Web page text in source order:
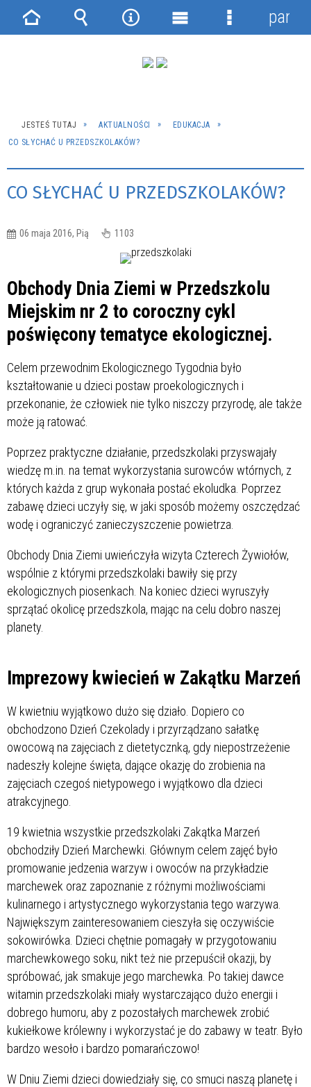
JESTEŚ TUTAJ AKTUALNOŚCI
EDUKACJA
CO SŁYCHAĆ U PRZEDSZKOLAKÓW?
CO SŁYCHAĆ U PRZEDSZKOLAKÓW?
06 maja 2016, Pią 1103
Obchody Dnia Ziemi w Przedszkolu
Miejskim nr 2 to coroczny cykl
poświęcony tematyce ekologicznej.
Celem przewodnim Ekologicznego Tygodnia było
kształtowanie u dzieci postaw proekologicznych i
przekonanie, że człowiek nie tylko niszczy przyrodę, ale także
może ją ratować.
Poprzez praktyczne działanie, przedszkolaki przyswajały
wiedzę m.in. na temat wykorzystania surowców wtórnych, z
których każda z grup wykonała postać ekoludka. Poprzez
zabawę dzieci uczyły się, w jaki sposób możemy oszczędzać
wodę i ograniczyć zanieczyszczenie powietrza.
Obchody Dnia Ziemi uwieńczyła wizyta Czterech Żywiołów,
wspólnie z którymi przedszkolaki bawiły się przy
ekologicznych piosenkach. Na koniec dzieci wyruszyły
sprzątać okolicę przedszkola, mając na celu dobro naszej
planety.
Imprezowy kwiecień w Zakątku Marzeń
W kwietniu wyjątkowo dużo się działo. Dopiero co
obchodzono Dzień Czekolady i przyrządzano sałatkę
owocową na zajęciach z dietetycznką, gdy niepostrzeżenie
nadeszły kolejne święta, dające okazję do zrobienia na
zajęciach czegoś nietypowego i wyjątkowo dla dzieci
atrakcyjnego.
19 kwietnia wszystkie przedszkolaki Zakątka Marzeń
obchodziły Dzień Marchewki. Głównym celem zajęć było
promowanie jedzenia warzyw i owoców na przykładzie
marchewek oraz zapoznanie z różnymi możliwościami
kulinarnego i artystycznego wykorzystania tego warzywa.
Największym zainteresowaniem cieszyła się oczywiście
sokowirówka. Dzieci chętnie pomagały w przygotowaniu
marchewkowego soku, nikt też nie przepuścił okazji, by
spróbować, jak smakuje jego marchewka. Po takiej dawce
witamin przedszkolaki miały wystarczająco dużo energii i
dobrego humoru, aby z pozostałych marchewek zrobić
kukiełkowe królewny i wykorzystać je do zabawy w teatr. Było
bardzo wesoło i bardzo pomarańczowo!
W Dniu Ziemi dzieci dowiedziały się, co smuci naszą planetę i
Strona Wyszukiwarka
NarzędziaMenu
Menu
panel